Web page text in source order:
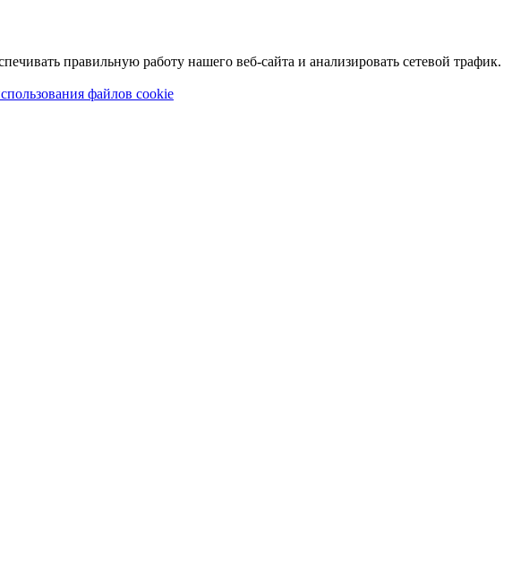
правильную работу нашего веб-сайта и анализировать сетевой трафик.
файлов cookie